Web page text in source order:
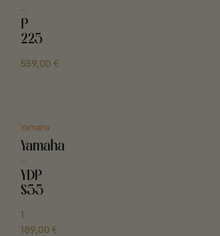
-
P
225
559,00 €
Yamaha
Yamaha
-
YDP
S55
1
189,00 €